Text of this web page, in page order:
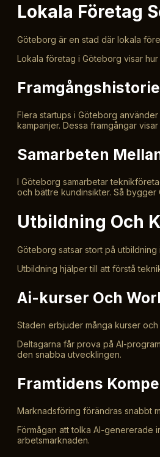
Lokala Företag
Göteborg är en stad där lokala
Lokala företag i Göteborg visar
Flera startups i Göteborg
kampanjer. Dessa framgångar
Samarbeten
I Göteborg samarbetar
och bättre kundinsikter. Så
Utbildning Och
Göteborg satsar stort på
Utbildning hjälper till att förstå
Ai-kurser Och
Staden erbjuder många kurser
Deltagarna får prova på AI-
den snabba utvecklingen.
Framtidens
Marknadsföring förändras snabbt
Förmågan att tolka AI-genererade
arbetsmarknaden.